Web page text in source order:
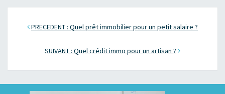
PRECEDENT : Quel prêt immobilier pour un petit salaire ?
SUIVANT : Quel crédit immo pour un artisan ?